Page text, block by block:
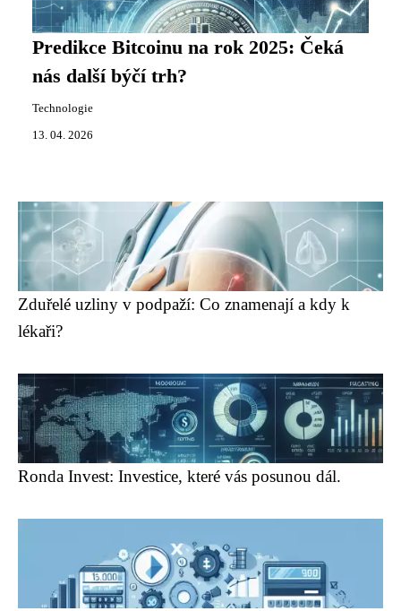
Predikce Bitcoinu na rok 2025: Čeká
nás další býčí trh?
Technologie
13. 04. 2026
Zduřelé uzliny v podpaží: Co znamenají a kdy k
lékaři?
Ronda Invest: Investice, které vás posunou dál.